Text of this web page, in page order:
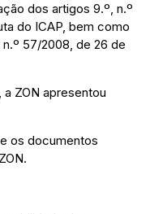
dos artigos 9.º, n.º
do ICAP, bem como
57/2008, de 26 de
ZON apresentou
os documentos